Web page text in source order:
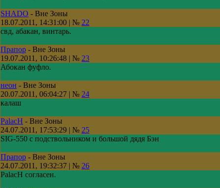
SHADO - Вне Зоны
18.07.2011, 14:31:00 | № 22
свд, абакан, винтарь.
Прапор - Вне Зоны
19.07.2011, 10:26:48 | № 23
Абокан фуфло.
неон - Вне Зоны
20.07.2011, 06:04:27 | № 24
калаш
PalacH - Вне Зоны
24.07.2011, 17:53:29 | № 25
SIG-550 с подствольником и большой дядя Бэн
Прапор - Вне Зоны
24.07.2011, 19:32:37 | № 26
PalacH согласен.